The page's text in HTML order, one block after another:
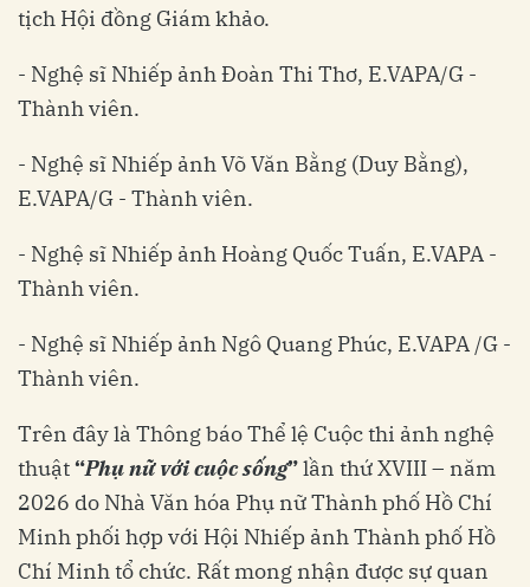
tịch Hội đồng Giám khảo.
- Nghệ sĩ Nhiếp ảnh Đoàn Thi Thơ, E.VAPA/G -
Thành viên.
- Nghệ sĩ Nhiếp ảnh Võ Văn Bằng (Duy Bằng),
E.VAPA/G - Thành viên.
- Nghệ sĩ Nhiếp ảnh Hoàng Quốc Tuấn, E.VAPA -
Thành viên.
- Nghệ sĩ Nhiếp ảnh Ngô Quang Phúc, E.VAPA /G -
Thành viên.
Trên đây là Thông báo Thể lệ Cuộc thi ảnh nghệ
thuật“Phụ nữ với cuộc sống”lần thứ XVIII – năm
2026 do Nhà Văn hóa Phụ nữ Thành phố Hồ Chí
Minh phối hợp với Hội Nhiếp ảnh Thành phố Hồ
Chí Minh tổ chức. Rất mong nhận được sự quan